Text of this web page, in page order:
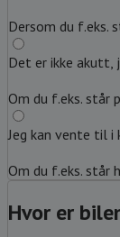
Dersom du f.eks.
Det er ikke akutt,
Om du f.eks. står
Jeg kan vente til
Om du f.eks. står
Hvor er